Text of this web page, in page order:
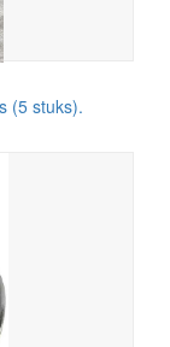
(5 stuks).